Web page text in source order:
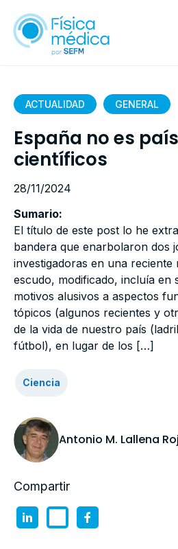
ACTUALIDAD GENERAL
España no es
científicos
28/11/2024
Sumario:
El título de este post lo he
bandera que enarbolaron dos
investigadoras en una reciente
escudo, modificado, incluía en
motivos alusivos a aspectos
tópicos (algunos recientes y
de la vida de nuestro país
fútbol), en lugar de los […]
Ciencia
Antonio M. Lallena
Compartir